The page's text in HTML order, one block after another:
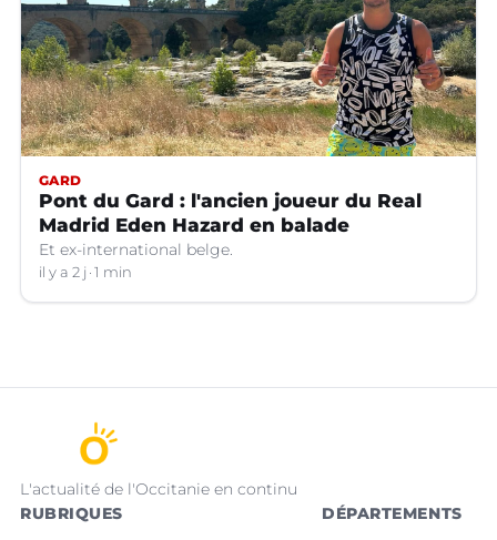
GARD
Pont du Gard : l'ancien joueur du Real
Madrid Eden Hazard en balade
Et ex-international belge.
il y a 2 j 1 min
L'actualité de l'Occitanie en continu
RUBRIQUES
DÉPARTEMENTS